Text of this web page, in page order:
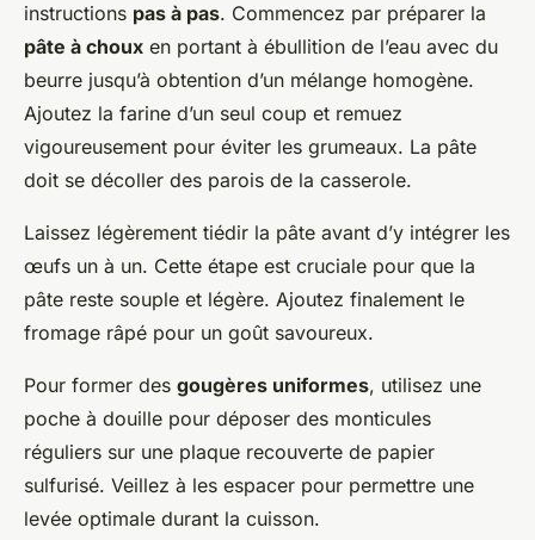
instructions pas à pas. Commencez par préparer la
pâte à choux en portant à ébullition de l’eau avec du
beurre jusqu’à obtention d’un mélange homogène.
Ajoutez la farine d’un seul coup et remuez
vigoureusement pour éviter les grumeaux. La pâte
doit se décoller des parois de la casserole.
Laissez légèrement tiédir la pâte avant d’y intégrer les
œufs un à un. Cette étape est cruciale pour que la
pâte reste souple et légère. Ajoutez finalement le
fromage râpé pour un goût savoureux.
Pour former des gougères uniformes, utilisez une
poche à douille pour déposer des monticules
réguliers sur une plaque recouverte de papier
sulfurisé. Veillez à les espacer pour permettre une
levée optimale durant la cuisson.